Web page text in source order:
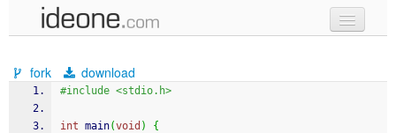
samples
recent codes
fork download
#include <stdio.h>
int main(void )
{